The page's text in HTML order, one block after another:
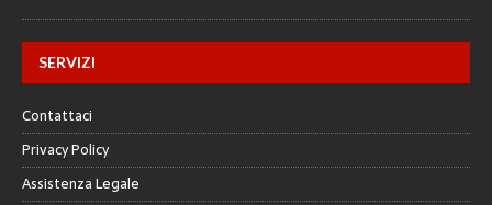
SERVIZI
Contattaci
Privacy Policy
Assistenza Legale